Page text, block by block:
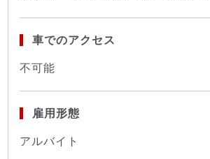
車でのアクセス
不可能
雇用形態
アルバイト